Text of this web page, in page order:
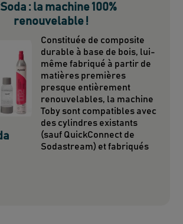
: la machine 100%
renouvelable !
Constituée de composite
durable à base de bois, lui-
même fabriqué à partir de
matières premières
presque entièrement
renouvelables, la machine
Toby sont compatibles avec
des cylindres existants
(sauf QuickConnect de
Sodastream) et fabriqués